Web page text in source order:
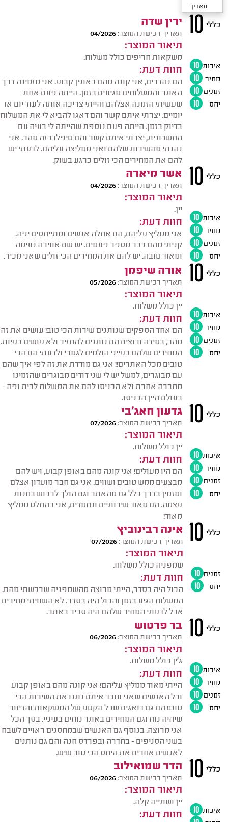
תאריך
ירין שדה
תאריך רכישת המוצר:04/2026
תיאור המוצר:
משקאות חריפים כולל משלוח.
חוות דעת:
הם נהדרים, אני קונה מהם באופן קבוע. אני מזמינה דרך
האתר והמשלוחים מגיעים בזמן. הייתה פעם אחת
שעשיתי הזמנה אצלהם והייתי צריכה אותה לעוד יום או
יומיים. יצרתי איתם קשר והם דאגו להביא לי את המשלוח
בדיוק בזמן. הייתה פעם נוספת שהייתה לי בעיה עם
החשבונית, יצרתי איתם קשר והם טיפלו בזה מהר. אני
נהנתי מהשירות שלהם ואני ממליצה עליהם. לדעתי יש
להם את המחירים הכי זולים כרגע בשוק.
10 כללי
איכות 10
מחיר
10
זמנים 10
יחס
10
אשר מיארה
תאריך רכישת המוצר:04/2026
תיאור המוצר:
יין.
חוות דעת:
אני ממליץ עליהם, הם אחלה אנשים ומתייחסים יפה.
קניתי מהם כבר מספר פעמים. יש שם אווירה נעימה
ומאוד טובה. יש להם את המחירים הכי זולים שאני מכיר.
10 כללי
איכות 10
מחיר
10
זמנים 10
יחס
10
אורה שיפמן
תאריך רכישת המוצר:05/2026
תיאור המוצר:
יין כולל משלוח.
חוות דעת:
הם אחד הספקים שנותנים שירות הכי טוב! עושים את זה
מהר, במידה ורוצים הם נותנים להחזיר ולא עושים בעיות.
המחירים שלהם בעייני הולמים לגמרי ולדעתי הם הכי
טובים מכל האתרים!! אני גם מודדת את זה לפי איך שהם
עם מבוגרים, למשל יש לי שני דודים מבוגרים שהזמינו
מחברה אחרת ולא הכניסו להם את המשלוח לבית ופה -
בעולם היין הכניסו.
10 כללי
איכות 10
מחיר
10
זמנים 10
יחס
10
גדעון חאג'בי
תאריך רכישת המוצר:07/2026
תיאור המוצר:
יין כולל משלוח.
חוות דעת:
הם היו מעולים! אני קונה מהם באופן קבוע, ויש להם
מבצעים ממש טובים ושווים. אני גם חבר מועדון אצלם
ומזמין בדרך כלל גם מהאתר וגם הולך לרכוש בחנות
עצמה. הם מאוד שירותיים ונחמדים, אני בהחלט ממליץ
מאוד!
10 כללי
איכות 10
מחיר
10
זמנים 10
יחס
10
אינה רבינוביץ
תאריך רכישת המוצר:07/2026
תיאור המוצר:
שמפניה כולל משלוח.
חוות דעת:
הכול היה בסדר, הייתי מרוצה מהשמפניה שרכשתי מהם.
המשלוח הגיע בזמן והכול היה בסדר. לא השוויתי מחירים
אבל לדעתי המחיר שלהם היה סביר באתר.
10 כללי
זמנים 10
יחס
10
בר פרטוש
תאריך רכישת המוצר:06/2026
תיאור המוצר:
ג'ין כולל משלוח.
חוות דעת:
הייתי מאוד ממליץ עליהם! אני קונה מהם באופן קבוע
וכל האנשים שאני עובד איתם נתנו את השירות הכי
טוב!! הם גם דואגים שכל הקטע של המשקאות והדיוור
שיהיה נוח וגם המחירים באתר נוחים בעיניי. בסך הכל
אני מרוצה. בנוסף גם האנשים שבמחסנים ראויים לשבח
בשני הסניפים - בחדרה ובפרדס חנה והם גם נותנים
לאנשים אחרים את היחס הכי טוב שיש.
10 כללי
איכות 10
מחיר
10
זמנים 10
יחס
10
הדר שמואילוב
תאריך רכישת המוצר:06/2026
תיאור המוצר:
יין ושתייה קלה.
חוות דעת:
10 כללי
איכות 10